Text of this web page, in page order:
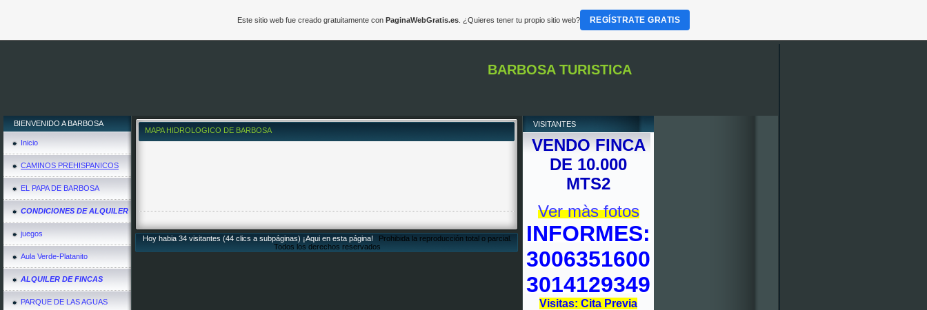
BARBOSA TURISTICA
BIENVENIDO A BARBOSA
Inicio
CAMINOS PREHISPANICOS
EL PAPA DE BARBOSA
CONDICIONES DE ALQUILER
juegos
Aula Verde-Platanito
ALQUILER DE FINCAS
PARQUE DE LAS AGUAS
MAPA HIDROLOGICO DE BARBOSA
Hoy habia 34 visitantes (44 clics a subpáginas) ¡Aqui en esta página!
Prohibida la reproducción total o parcial.
Todos los derechos reservados
VISITANTES
VENDO FINCA
DE 10.000
MTS2
Ver màs fotos
INFORMES:
3006351600
3014129349
Visitas: Cita Previa
Este sitio web fue creado gratuitamente con PaginaWebGratis.es. ¿Quieres tener tu propio sitio web? REGÍSTRATE GRATIS